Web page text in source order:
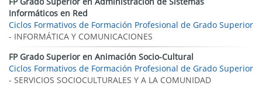
Informáticos en Red
Ciclos Formativos de Formación Profesional de Grado Superior
- INFORMÁTICA Y COMUNICACIONES
FP Grado Superior en Animación Socio-Cultural
Ciclos Formativos de Formación Profesional de Grado Superior
- SERVICIOS SOCIOCULTURALES Y A LA COMUNIDAD